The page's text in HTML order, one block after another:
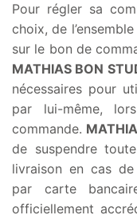
Pour régler sa
choix, de
sur le bon de
MATHIAS BON
nécessaires pour
par lui-même,
commande.
de suspendre
livraison en cas de
par carte
officiellement